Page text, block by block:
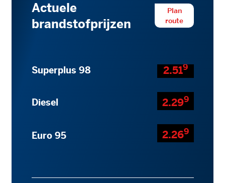
Actuele
brandstofprijzen
Plan
route
Superplus 98 2.519
Diesel 2.299
Euro 95 2.269